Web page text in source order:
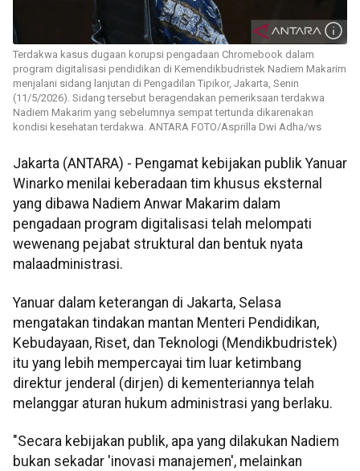
Terdakwa kasus dugaan korupsi pengadaan Chromebook dalam
program digitalisasi pendidikan di Kemendikbudristek Nadiem Makarim
menjalani sidang lanjutan di Pengadilan Tipikor, Jakarta, Senin
(11/5/2026). Sidang tersebut beragendakan pemeriksaan terdakwa
Nadiem Makarim yang sebelumnya sempat tertunda dikarenakan
kondisi kesehatan terdakwa. ANTARA FOTO/Asprilla Dwi Adha/ws
Jakarta (ANTARA) - Pengamat kebijakan publik Yanuar
Winarko menilai keberadaan tim khusus eksternal
yang dibawa Nadiem Anwar Makarim dalam
pengadaan program digitalisasi telah melompati
wewenang pejabat struktural dan bentuk nyata
malaadministrasi.
Yanuar dalam keterangan di Jakarta, Selasa
mengatakan tindakan mantan Menteri Pendidikan,
Kebudayaan, Riset, dan Teknologi (Mendikbudristek)
itu yang lebih mempercayai tim luar ketimbang
direktur jenderal (dirjen) di kementeriannya telah
melanggar aturan hukum administrasi yang berlaku.
"Secara kebijakan publik, apa yang dilakukan Nadiem
bukan sekadar 'inovasi manajemen', melainkan